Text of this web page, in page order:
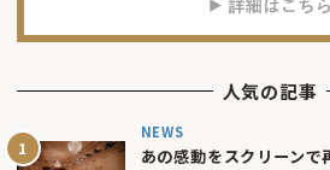
人気の記事
NEWS
あの感動をスクリーン